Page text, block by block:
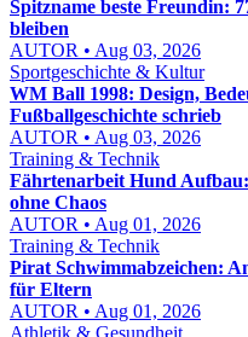
Spitzname beste Freundin:
bleiben
AUTOR • Aug 03, 2026
Sportgeschichte & Kultur
WM Ball 1998: Design,
Fußballgeschichte schrieb
AUTOR • Aug 03, 2026
Training & Technik
Fährtenarbeit Hund
ohne Chaos
AUTOR • Aug 01, 2026
Training & Technik
Pirat Schwimmabzeichen:
für Eltern
AUTOR • Aug 01, 2026
Athletik & Gesundheit